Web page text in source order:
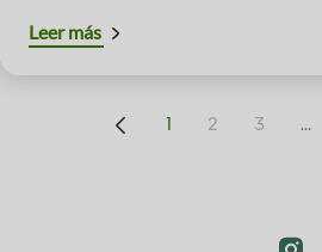
Leer más
1 2 3 ...